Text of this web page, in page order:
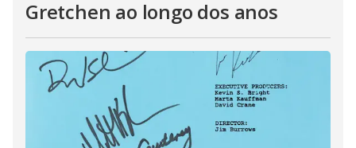
Gretchen ao longo dos anos